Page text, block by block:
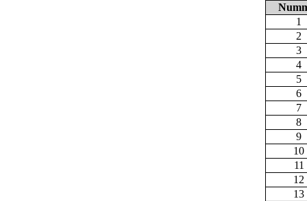
1
2
3
4
5
6
7
8
9
10
11
12
13